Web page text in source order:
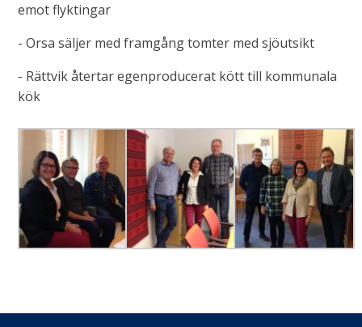
emot flyktingar
- Orsa säljer med framgång tomter med sjöutsikt
- Rättvik återtar egenproducerat kött till kommunala
kök